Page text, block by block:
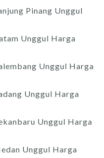
Pinang Unggul
Unggul Harga
Unggul Harga
Unggul Harga
Unggul Harga
Unggul Harga